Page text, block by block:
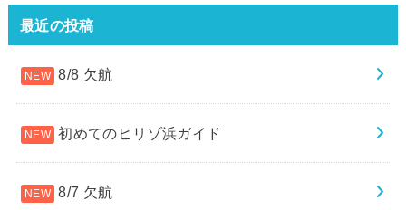
最近の投稿
8/8 欠航
初めてのヒリゾ浜ガイド
8/7 欠航